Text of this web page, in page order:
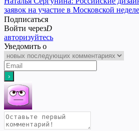
заявок на участие в Московской
Подписаться
Войти черезD
авторизуйтесь
Уведомить о